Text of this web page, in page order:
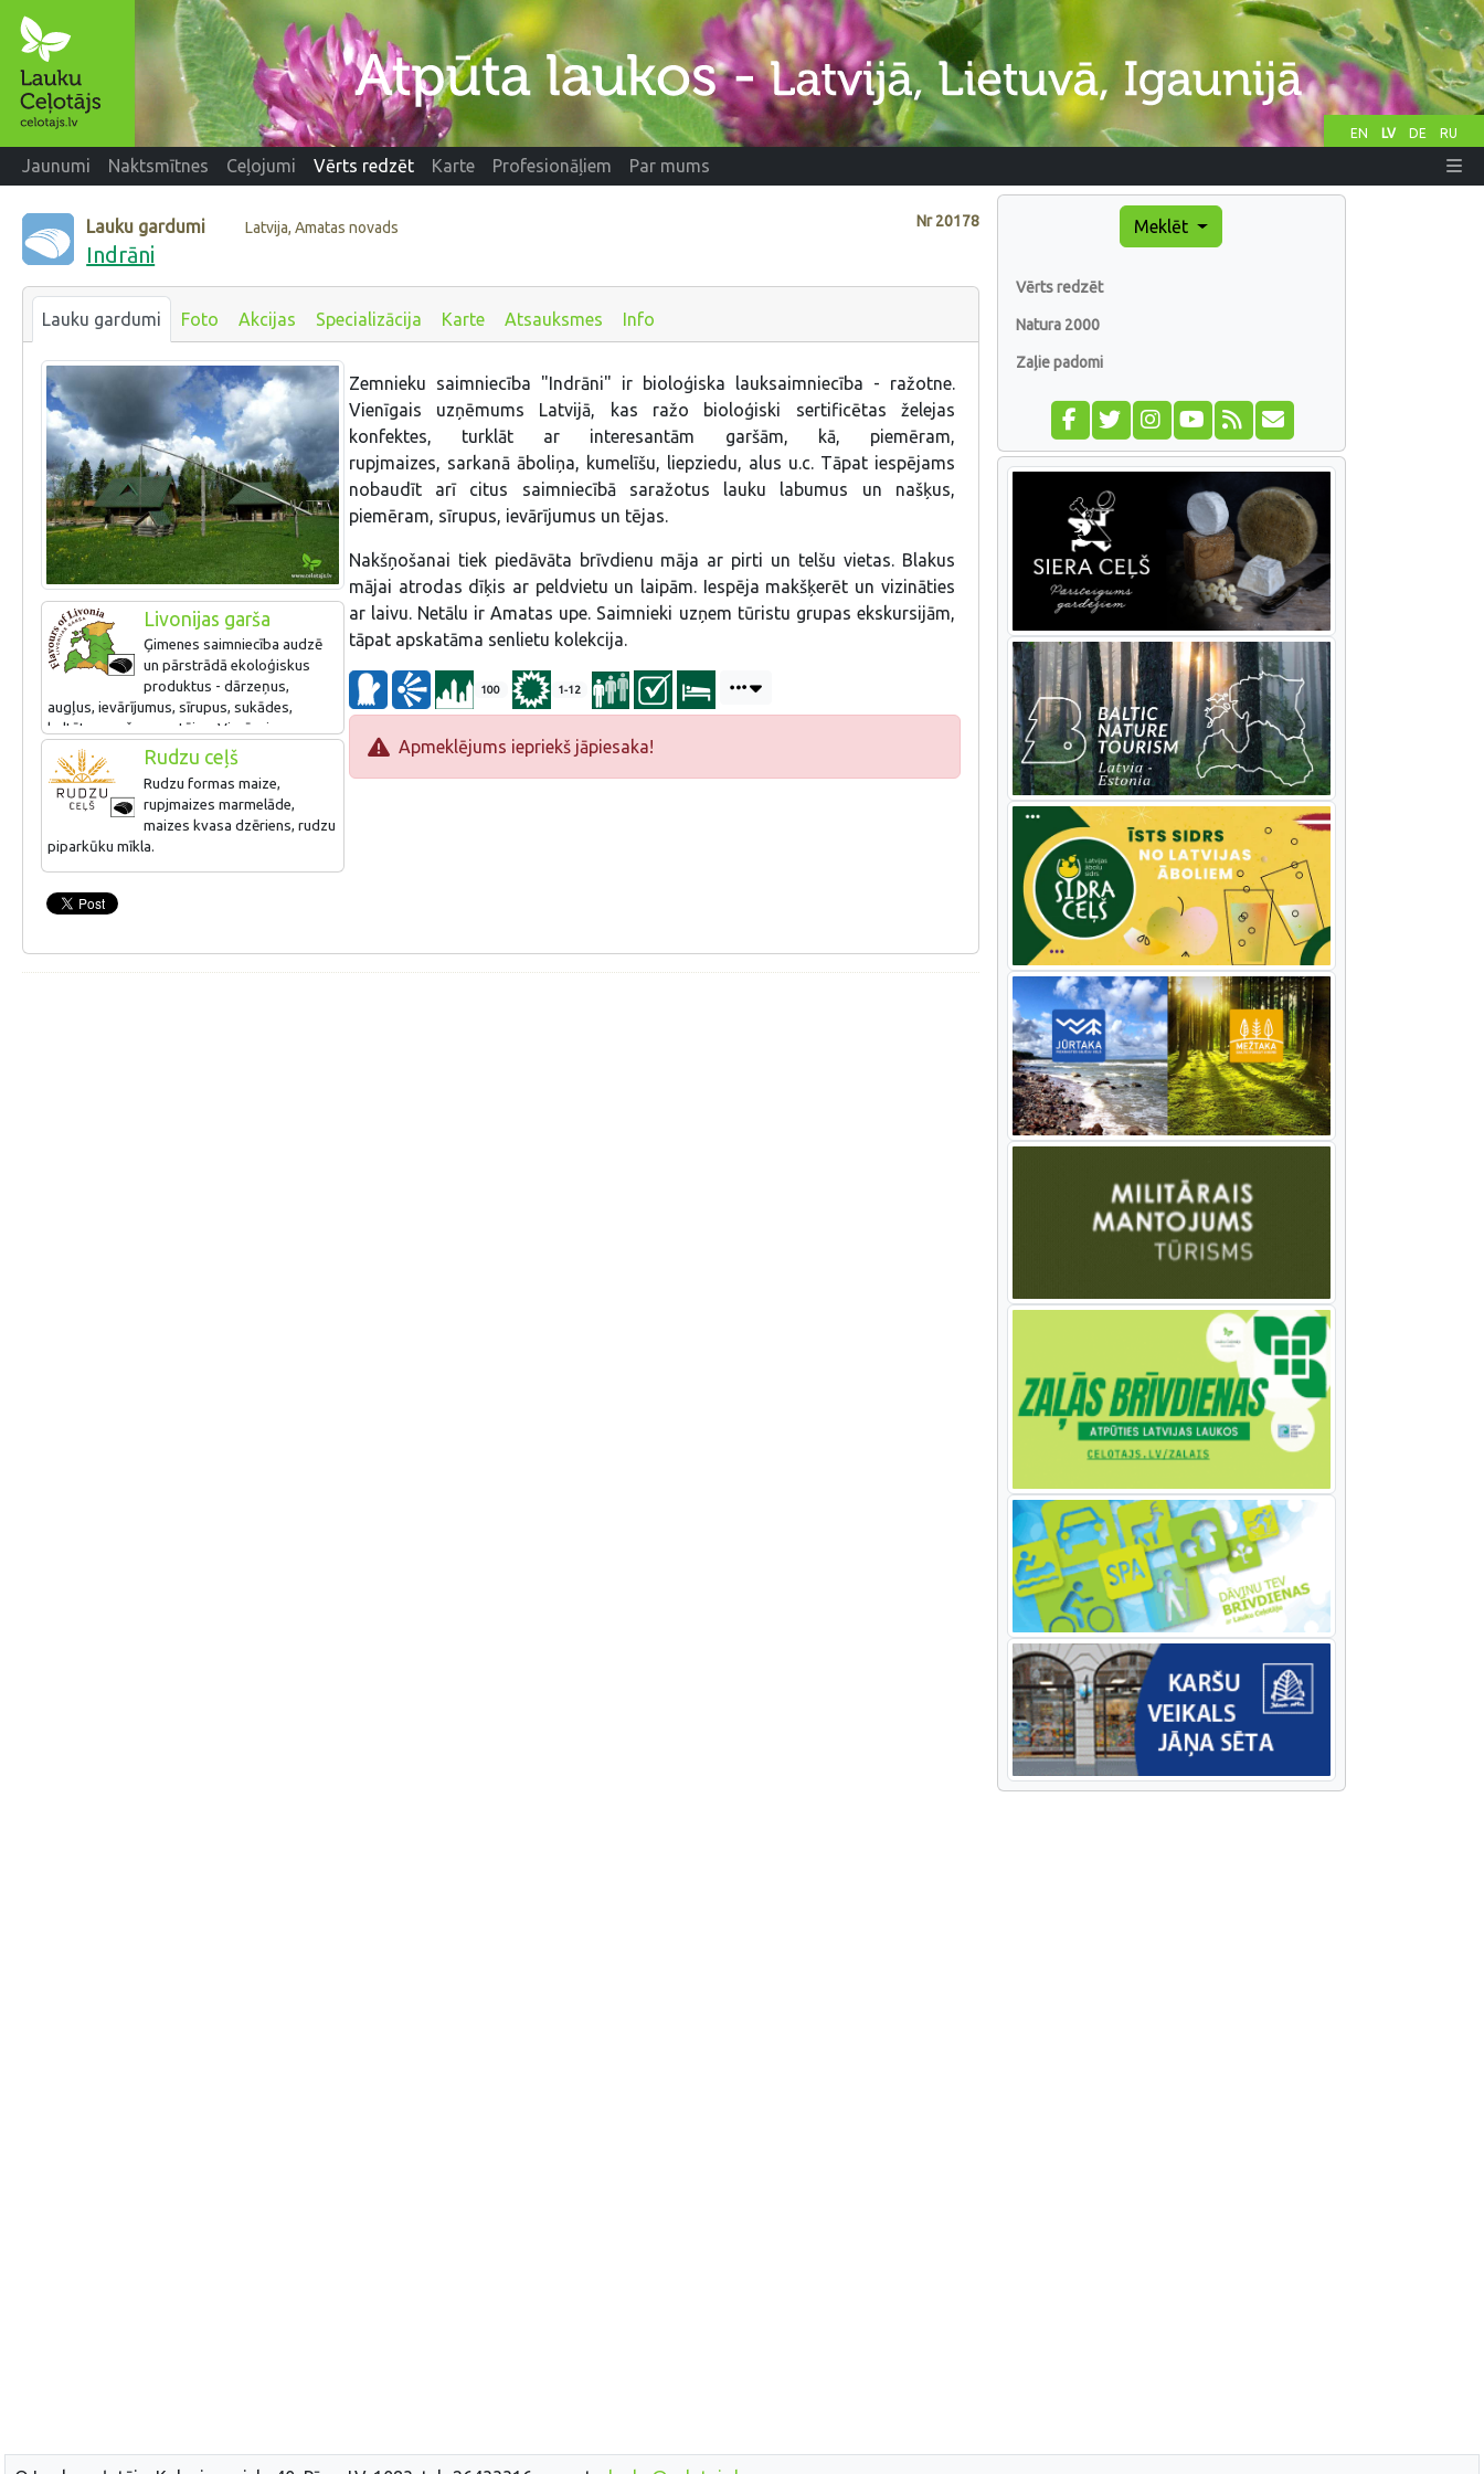
EN LV DE RU
Jaunumi Naktsmītnes Ceļojumi Vērts redzēt Karte Profesionāļiem Par mums
Nr20178
Lauku gardumi Latvija, Amatas novads
Indrāni
Lauku gardumi Foto Akcijas Specializācija Karte Atsauksmes Info
Livonijas garša
Ģimenes saimniecība audzē
un pārstrādā ekoloģiskus
produktus - dārzeņus,
augļus, ievārījumus, sīrupus, sukādes,
kaltētus garšaugus, tējas. Vienīgais
uzņēmums Latvijā, kas ražo bioloģiski
sertificētas želejas konfektes, turklāt ar
interesantām garšām - sarkanā āboliņa,
kumelīšu, liepziedu, rupjmaizes u.c.
Rudzu ceļš
Rudzu formas maize,
rupjmaizes marmelāde,
maizes kvasa dzēriens, rudzu
piparkūku mīkla.
Zemnieku saimniecība "Indrāni" ir bioloģiska lauksaimniecība - ražotne.
Vienīgais uzņēmums Latvijā, kas ražo bioloģiski sertificētas želejas
konfektes, turklāt ar interesantām garšām, kā, piemēram,
rupjmaizes, sarkanā āboliņa, kumelīšu, liepziedu, alus u.c. Tāpat iespējams
nobaudīt arī citus saimniecībā saražotus lauku labumus un našķus,
piemēram, sīrupus, ievārījumus un tējas.
Nakšņošanai tiek piedāvāta brīvdienu māja ar pirti un telšu vietas. Blakus
mājai atrodas dīķis ar peldvietu un laipām. Iespēja makšķerēt un vizināties
ar laivu. Netālu ir Amatas upe. Saimnieki uzņem tūristu grupas ekskursijām,
tāpat apskatāma senlietu kolekcija.
100 1-12
Apmeklējums iepriekš jāpiesaka!
Meklēt
Vērts redzēt
Natura 2000
Zaļie padomi